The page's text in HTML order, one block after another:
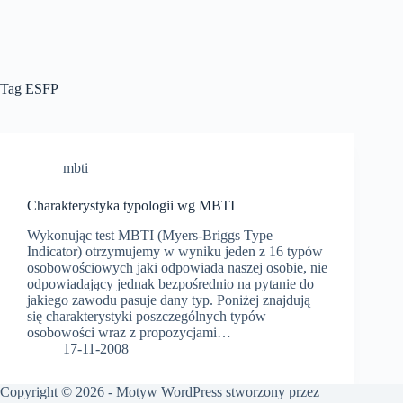
Tag ESFP
mbti
Charakterystyka typologii wg MBTI
Wykonując test MBTI (Myers-Briggs Type
Indicator) otrzymujemy w wyniku jeden z 16 typów
osobowościowych jaki odpowiada naszej osobie, nie
odpowiadający jednak bezpośrednio na pytanie do
jakiego zawodu pasuje dany typ. Poniżej znajdują
się charakterystyki poszczególnych typów
osobowości wraz z propozycjami…
17-11-2008
Copyright © 2026 - Motyw WordPress stworzony przez